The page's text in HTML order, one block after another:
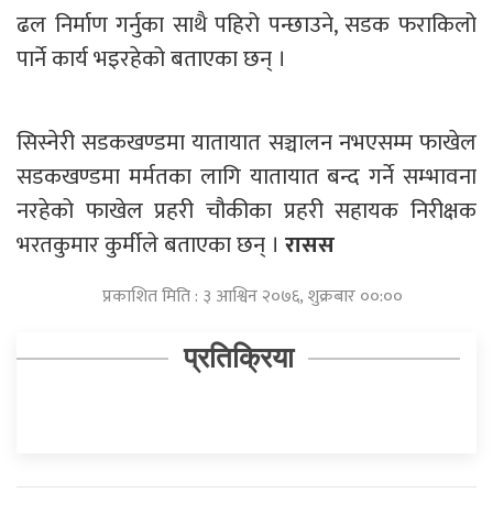
ढल निर्माण गर्नुका साथै पहिरो पन्छाउने, सडक फराकिलो
पार्ने कार्य भइरहेको बताएका छन् ।
सिस्नेरी सडकखण्डमा यातायात सञ्चालन नभएसम्म फाखेल
सडकखण्डमा मर्मतका लागि यातायात बन्द गर्ने सम्भावना
नरहेको फाखेल प्रहरी चौकीका प्रहरी सहायक निरीक्षक
भरतकुमार कुर्मीले बताएका छन् । रासस
प्रकाशित मिति : ३ आश्विन २०७६, शुक्रबार ००:००
प्रतिक्रिया